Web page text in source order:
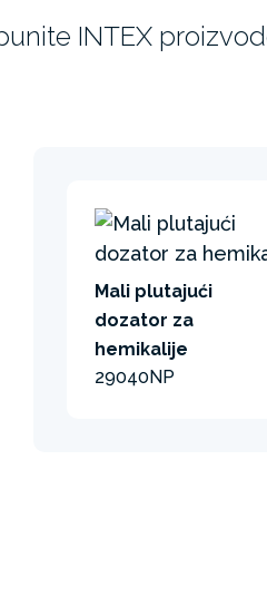
INTEX
Mali plutajući
dozator za
hemikalije
29040NP